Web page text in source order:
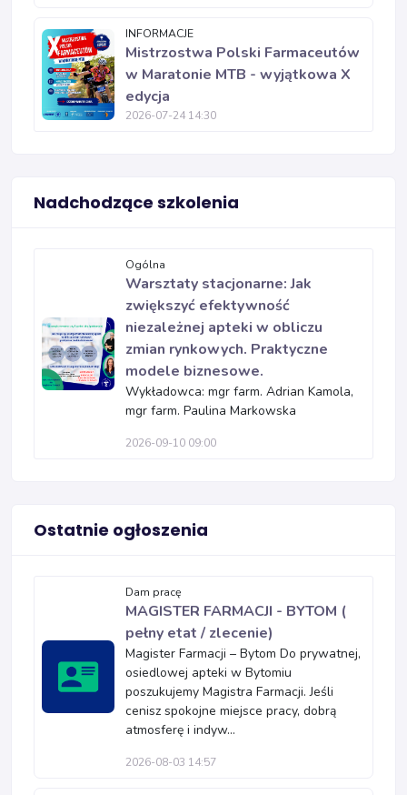
INFORMACJE
Mistrzostwa Polski Farmaceutów
w Maratonie MTB - wyjątkowa X
edycja
2026-07-24 14:30
Nadchodzące szkolenia
Ogólna
Warsztaty stacjonarne: Jak
zwiększyć efektywność
niezależnej apteki w obliczu
zmian rynkowych. Praktyczne
modele biznesowe.
Wykładowca: mgr farm. Adrian Kamola,
mgr farm. Paulina Markowska
2026-09-10 09:00
Ostatnie ogłoszenia
Dam pracę
MAGISTER FARMACJI - BYTOM (
pełny etat / zlecenie)
Magister Farmacji – Bytom Do prywatnej,
osiedlowej apteki w Bytomiu
poszukujemy Magistra Farmacji. Jeśli
cenisz spokojne miejsce pracy, dobrą
atmosferę i indyw...
2026-08-03 14:57